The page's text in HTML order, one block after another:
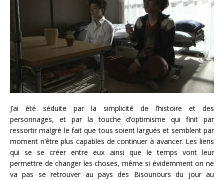
J’ai été séduite par la simplicité de l’histoire et des
personnages, et par la touche d’optimisme qui finit par
ressortir malgré le fait que tous soient largués et semblent par
moment n’être plus capables de continuer à avancer. Les liens
qui se se créer entre eux ainsi que le temps vont leur
permettre de changer les choses, même si évidemment on ne
va pas se retrouver au pays des Bisounours du jour au